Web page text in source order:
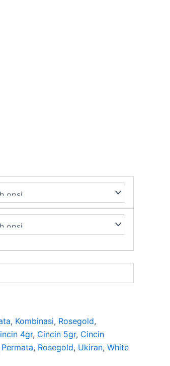
, Kombinasi, Rosegold,
4gr, Cincin 5gr, Cincin
Permata, Rosegold, Ukiran, White